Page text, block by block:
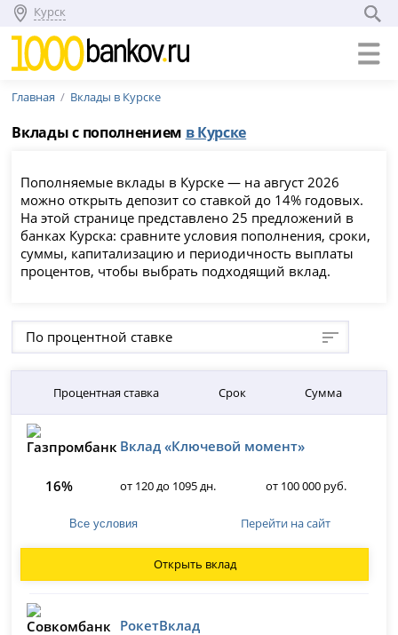
Курск
Главная Вклады в Курске
Вклады с пополнением в Курске
Пополняемые вклады в Курске — на август 2026
можно открыть депозит со ставкой до 14% годовых.
На этой странице представлено 25 предложений в
банках Курска: сравните условия пополнения, сроки,
суммы, капитализацию и периодичность выплаты
процентов, чтобы выбрать подходящий вклад.
По процентной ставке
Процентная ставка Срок Сумма
Вклад «Ключевой момент»
16% от 120 до 1095 дн. от 100 000 руб.
Все условия Перейти на сайт
Открыть вклад
РокетВклад